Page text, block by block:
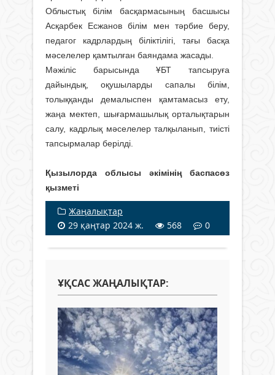
Облыстық білім басқармасының басшысы
Асқарбек Есжанов білім мен тәрбие беру,
педагог кадрлардың біліктілігі, тағы басқа
мәселелер қамтылған баяндама жасады.
Мәжіліс барысында ҰБТ тапсыруға
дайындық, оқушыларды сапалы білім,
толыққанды демалыспен қамтамасыз ету,
жаңа мектеп, шығармашылық орталықтарын
салу, кадрлық мәселелер талқыланып, тиісті
тапсырмалар берілді.
Қызылорда облысы әкімінің баспасөз
қызметі
Жаңалықтар
29 қаңтар 2024 ж.
568 0
ҰҚСАС ЖАҢАЛЫҚТАР: